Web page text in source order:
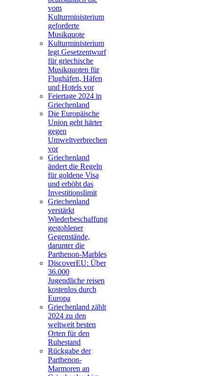
vom
Kulturministerium
geforderte
Musikquote
Kulturministerium
legt Gesetzentwurf
für griechische
Musikquoten für
Flughäfen, Häfen
und Hotels vor
Feiertage 2024 in
Griechenland
Die Europäische
Union geht härter
gegen
Umweltverbrechen
vor
Griechenland
ändert die Regeln
für goldene Visa
und erhöht das
Investitionslimit
Griechenland
verstärkt
Wiederbeschaffung
gestohlener
Gegenstände,
darunter die
Parthenon-Marbles
DiscoverEU: Über
36.000
Jugendliche reisen
kostenlos durch
Europa
Griechenland zählt
2024 zu den
weltweit besten
Orten für den
Ruhestand
Rückgabe der
Parthenon-
Marmoren an